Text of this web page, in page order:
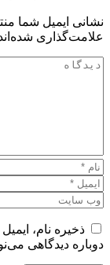
نشانی ایمیل شما
علامت‌گذاری
ذخیره نام،
دوباره دیدگاهی